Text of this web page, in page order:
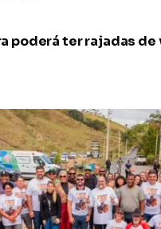
poderá ter rajadas